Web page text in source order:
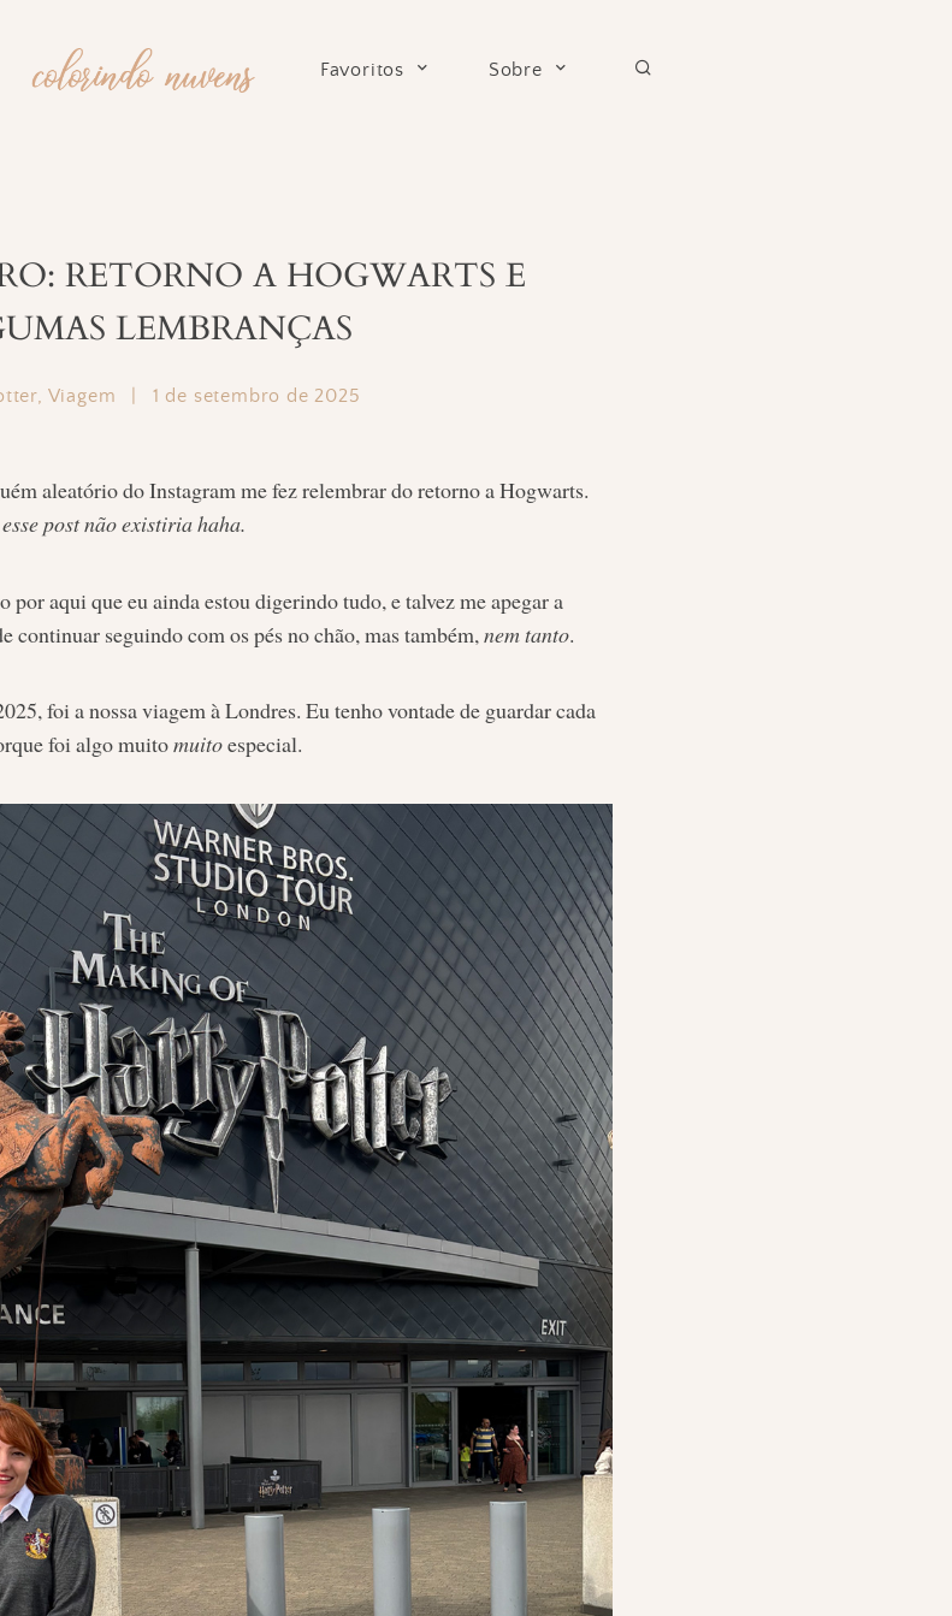
Favoritos Sobre
RETORNO A HOGWARTS E
LEMBRANÇAS
, Viagem 1 de setembro de 2025
aleatório do Instagram me fez relembrar do retorno a Hogwarts.
post não existiria haha.
por aqui que eu ainda estou digerindo tudo, e talvez me apegar a
continuar seguindo com os pés no chão, mas também, nem tanto.
foi a nossa viagem à Londres. Eu tenho vontade de guardar cada
foi algo muitomuitoespecial.